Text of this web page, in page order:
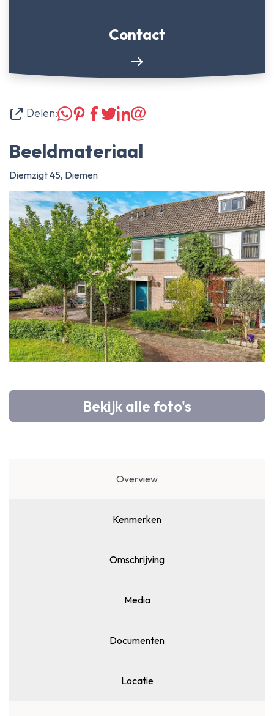
Contact
Delen:
Beeldmateriaal
Diemzigt 45, Diemen
Bekijk alle foto's
Overview
Kenmerken
Omschrijving
Media
Documenten
Locatie